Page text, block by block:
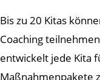
Bis zu 20 Kitas
Coaching
entwickelt jede Kita
Maßnahmenpakete